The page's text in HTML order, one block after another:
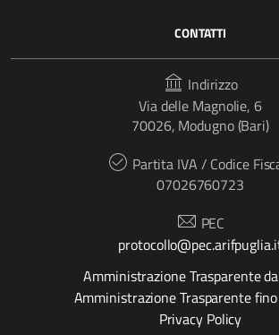
CONTATTI
Indirizzo
Via delle Magnolie, 6
70026, Modugno (Bari)
Partita IVA / Codice
07026760723
PEC
Amministrazione Trasparente
Amministrazione Trasparente
Privacy Policy